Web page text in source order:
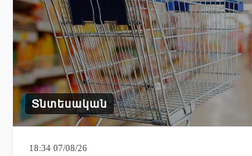
Տնտեսական
18:34 07/08/26